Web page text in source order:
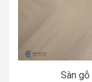
Sàn